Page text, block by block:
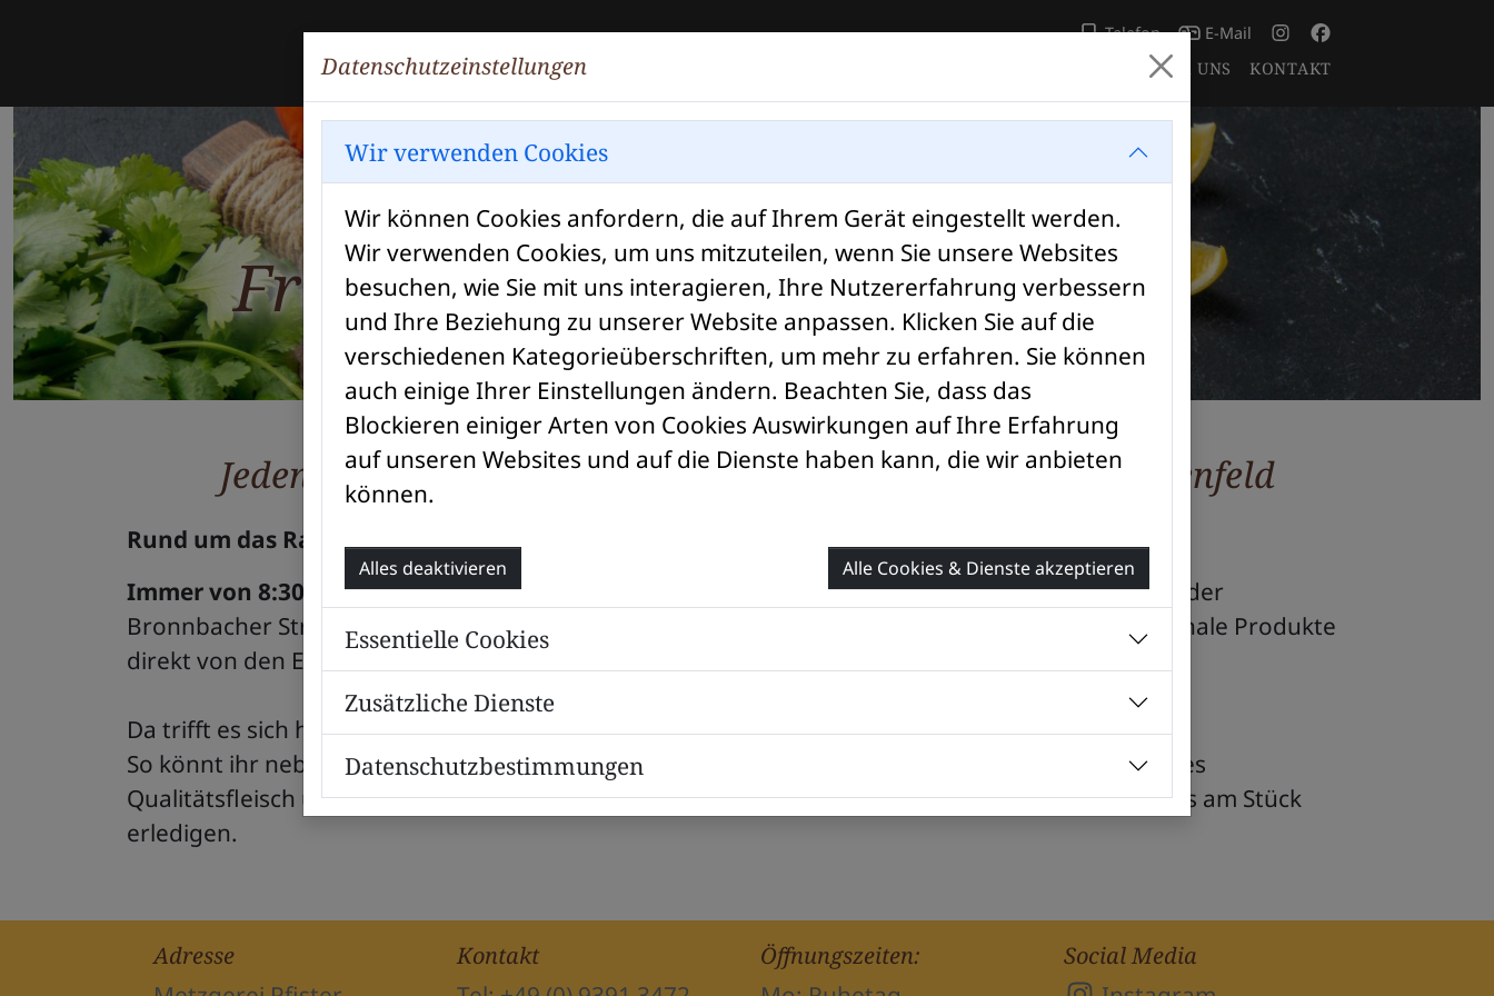
Telefon
E-Mail
ÜBER UNS KONTAKT
Frisches vom Markt
Jeden Freitag: Grüner Markt am Marktplatz in Marktheidenfeld
Rund um das Rathaus und natürlich auf dem Marktplatz ist jeden Freitag Grüner Markt.
Immer von 8:30 bis 13:13 Uhr findet in Marktheidenfeld
der Grüne Markt statt, bei dem ihr auf der
Bronnbacher Straße, rund um das Rathaus und natürlich auf dem Marktplatz selbst frische regionale Produkte
direkt von den Erzeugern kaufen könnt.
Da trifft es sich hervorragend, dass wir direkt am Markt sind.
So könnt ihr neben Gemüse, Obst und sonstigen Bauernhoferzeugnissen auch gleich noch frisches
Qualitätsfleisch und Meisterhaftes aus unserer eigenen Wurstherstellung mitnehmen und so alles am Stück
erledigen.
Adresse Kontakt Öffnungszeiten: Social Media
Datenschutzeinstellungen
Wir verwenden Cookies
Wir können Cookies anfordern, die auf Ihrem Gerät eingestellt werden.
Wir verwenden Cookies, um uns mitzuteilen, wenn Sie unsere Websites
besuchen, wie Sie mit uns interagieren, Ihre Nutzererfahrung verbessern
und Ihre Beziehung zu unserer Website anpassen. Klicken Sie auf die
verschiedenen Kategorieüberschriften, um mehr zu erfahren. Sie können
auch einige Ihrer Einstellungen ändern. Beachten Sie, dass das
Blockieren einiger Arten von Cookies Auswirkungen auf Ihre Erfahrung
auf unseren Websites und auf die Dienste haben kann, die wir anbieten
können.
Alles deaktivieren Alle Cookies & Dienste akzeptieren
Essentielle Cookies
Zusätzliche Dienste
Datenschutzbestimmungen